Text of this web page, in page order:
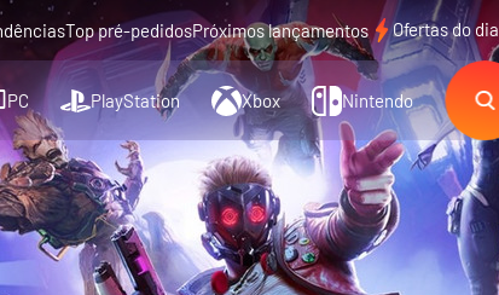
Top pré-pedidosPróximos lançamentos Ofertas do dia
PC PlayStation Xbox Nintendo